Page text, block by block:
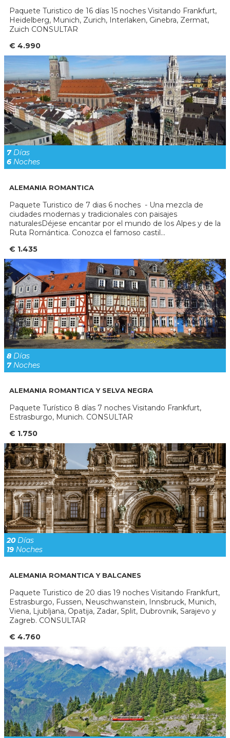
Paquete Turistico de 16 días 15 noches Visitando Frankfurt,
Heidelberg, Munich, Zurich, Interlaken, Ginebra, Zermat,
Zuich CONSULTAR
€ 4.990
7Días
6 Noches
ALEMANIA ROMANTICA
Paquete Turistico de 7 dias 6 noches - Una mezcla de
ciudades modernas y tradicionales con paisajes
naturalesDéjese encantar por el mundo de los Alpes y de la
Ruta Romántica. Conozca el famoso castil...
€ 1.435
8 Días
7Noches
ALEMANIA ROMANTICA Y SELVA NEGRA
Paquete Turístico 8 días 7 noches Visitando Frankfurt,
Estrasburgo, Munich. CONSULTAR
€ 1.750
20Días
19 Noches
ALEMANIA ROMANTICA Y BALCANES
Paquete Turistico de 20 dias 19 noches Visitando Frankfurt,
Estrasburgo, Fussen, Neuschwanstein, Innsbruck, Munich,
Viena, Ljubljana, Opatija, Zadar, Split, Dubrovnik, Sarajevo y
Zagreb. CONSULTAR
€ 4.760